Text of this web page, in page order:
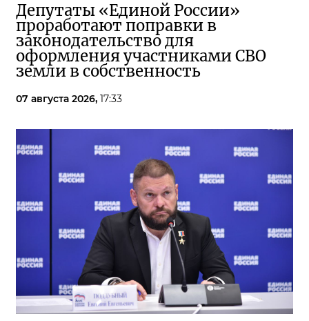
Депутаты «Единой России»
проработают поправки в
законодательство для
оформления участниками СВО
земли в собственность
07 августа 2026, 17:33